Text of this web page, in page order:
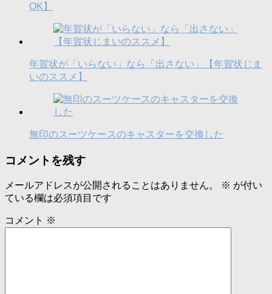
OK】
年賀状が「いらない」なら「出さない」【年賀状じま
いのススメ】
無印のスーツケースのキャスターを交換した
コメントを残す
メールアドレスが公開されることはありません。 ※ が付い
ている欄は必須項目です
コメント ※